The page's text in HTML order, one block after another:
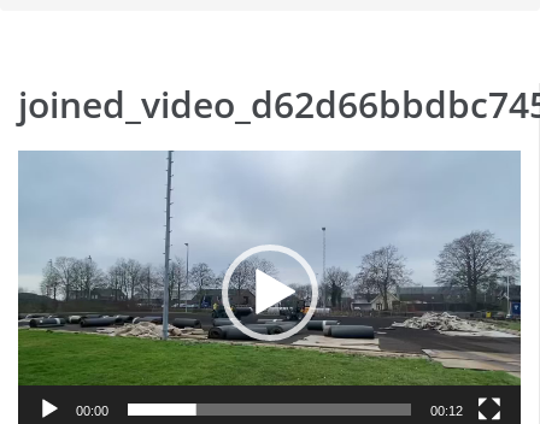
00:00 00:12